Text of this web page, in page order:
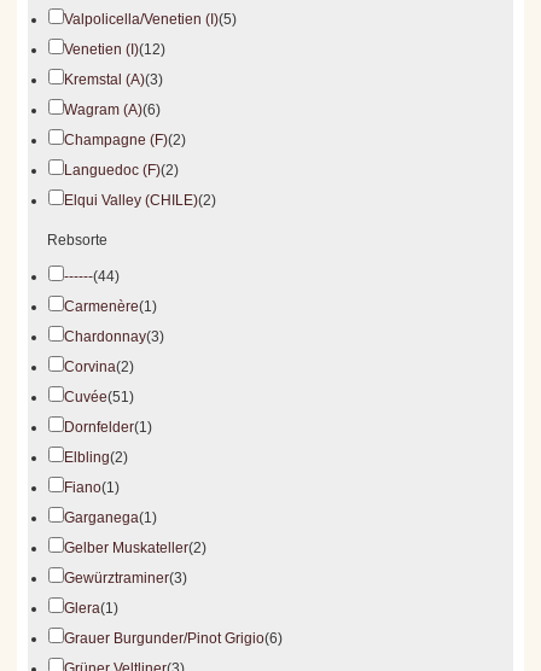
Valpolicella/Venetien (I)(5)
Venetien (I)(12)
Kremstal (A)(3)
Wagram (A)(6)
Champagne (F)(2)
Languedoc (F)(2)
Elqui Valley (CHILE)(2)
Rebsorte
------(44)
Carmenère(1)
Chardonnay(3)
Corvina(2)
Cuvée(51)
Dornfelder(1)
Elbling(2)
Fiano(1)
Garganega(1)
Gelber Muskateller(2)
Gewürztraminer(3)
Glera(1)
Grauer Burgunder/Pinot Grigio(6)